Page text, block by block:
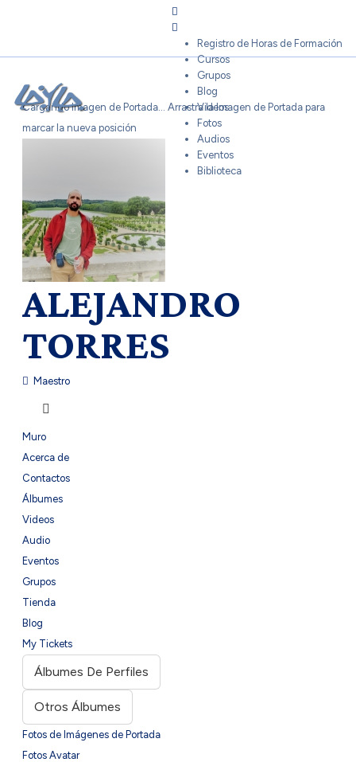
Registro de Horas de Formación
Cursos
Grupos
Blog
Videos
Fotos
Audios
Eventos
Biblioteca
Cargando Imagen de Portada... Arrastra la Imagen de Portada para
marcar la nueva posición
ALEJANDRO
TORRES
Maestro
Muro
Acerca de
Contactos
Álbumes
Videos
Audio
Eventos
Grupos
Tienda
Blog
My Tickets
Álbumes De Perfiles
Otros Álbumes
Fotos de Imágenes de Portada
Fotos Avatar